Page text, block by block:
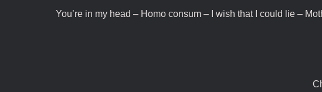
You’re in my head – Homo consum – I wish that I could lie –